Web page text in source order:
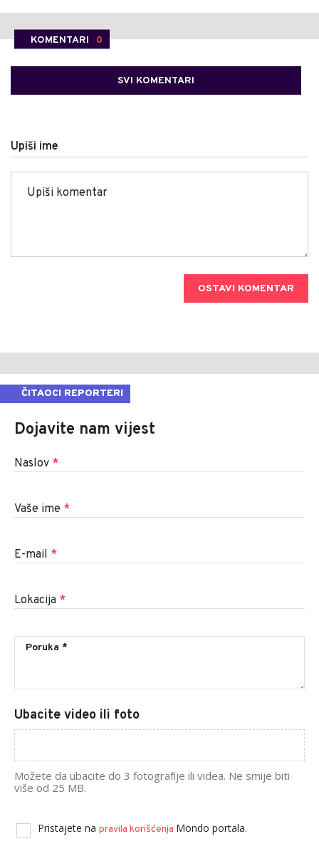
KOMENTARI 0
SVI KOMENTARI
Upiši ime
OSTAVI KOMENTAR
ČITAOCI REPORTERI
Dojavite nam vijest
Naslov *
Vaše ime *
E-mail *
Lokacija *
Ubacite video ili foto
Možete da ubacite do 3 fotografije ili videa. Ne smije biti
više od 25 MB.
Pristajete na pravila korišćenja Mondo portala.